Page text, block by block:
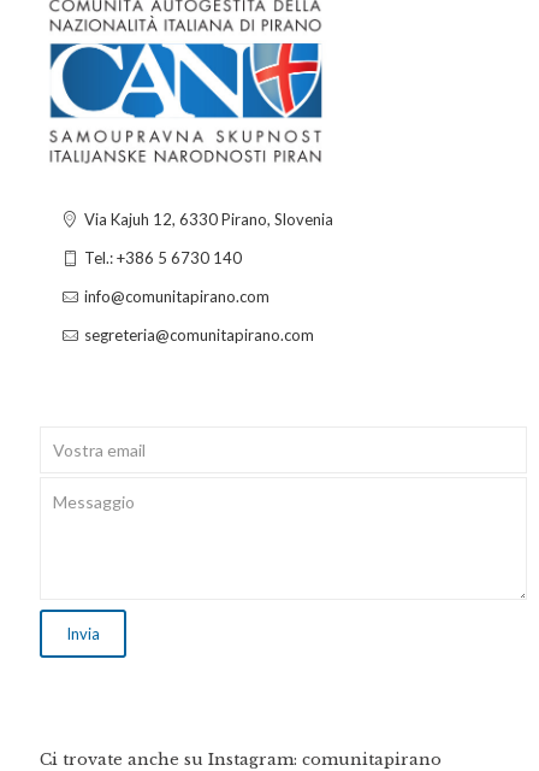
Via Kajuh 12, 6330 Pirano, Slovenia
Tel.: +386 5 6730 140
info@comunitapirano.com
segreteria@comunitapirano.com
Ci trovate anche su Instagram: comunitapirano